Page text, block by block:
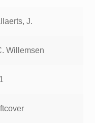
J.
Willemsen